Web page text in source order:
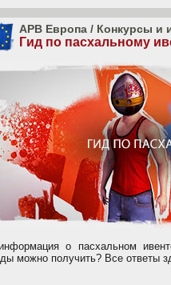
APB Европа / Конкурсы и
Гид по пасхальному
о пасхальном
можно получить? Все ответы